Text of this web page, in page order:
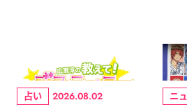
占い 2026.08.02 ニ